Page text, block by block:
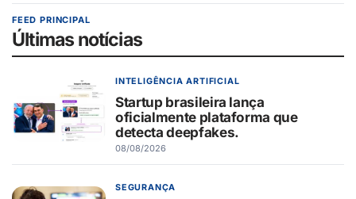
FEED PRINCIPAL
Últimas notícias
INTELIGÊNCIA ARTIFICIAL
Startup brasileira lança
oficialmente plataforma que
detecta deepfakes.
08/08/2026
SEGURANÇA